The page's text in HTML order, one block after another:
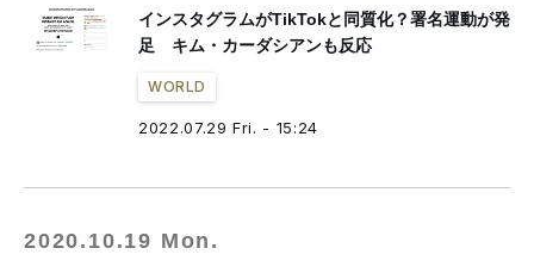
インスタグラムがTikTokと同質化？署名運動が発
足 キム・カーダシアンも反応
WORLD
2022.07.29 Fri. - 15:24
2020.10.19 Mon.